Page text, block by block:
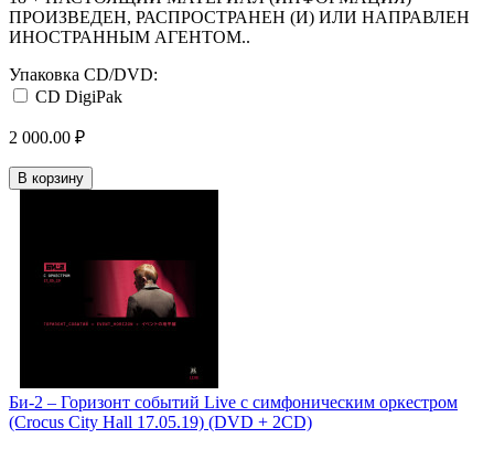
ПРОИЗВЕДЕН, РАСПРОСТРАНЕН (И) ИЛИ НАПРАВЛЕН
ИНОСТРАННЫМ АГЕНТОМ..
Упаковка CD/DVD:
CD DigiPak
2 000.00 ₽
В корзину
Би-2 ‎– Горизонт событий Live c симфоническим оркестром
(Crocus City Hall 17.05.19) (DVD + 2CD)